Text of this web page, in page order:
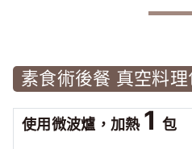
素食術後餐 真空料
使用微波爐，加熱 1包